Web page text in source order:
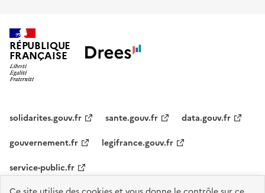
RÉPUBLIQUE
FRANÇAISE
solidarites.gouv.fr sante.gouv.fr
data.gouv.fr
gouvernement.fr
legifrance.gouv.fr
service-public.fr